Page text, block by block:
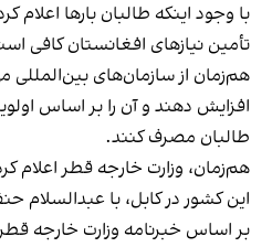
با وجود اینکه طالبان بارها اعلام
تأمین نیازهای افغانستان کافی
هم‌زمان از سازمان‌های
افزایش دهند و آن را بر اساس
طالبان مصرف کنند.
هم‌زمان، وزارت خارجه قطر اعلام
این کشور در کابل، با عبدالسلام
بر اساس خبرنامه وزارت خارجه